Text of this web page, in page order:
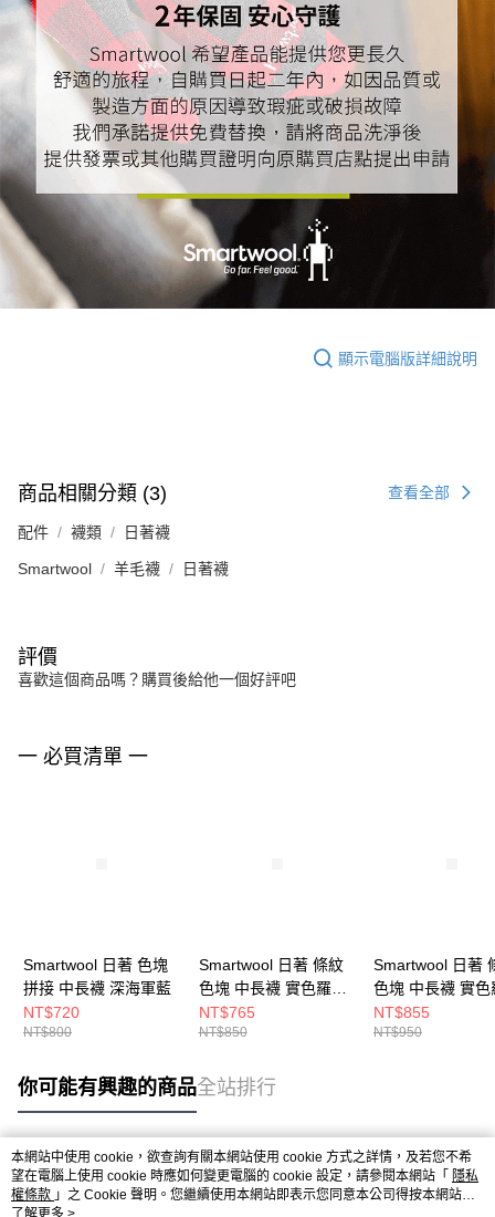
顯示電腦版詳細說明
商品相關分類 (3) 查看全部
配件 襪類 日著襪
Smartwool 羊毛襪 日著襪
評價
喜歡這個商品嗎？購買後給他一個好評吧
一 必買清單 一
Smartwool 日著 色塊
拼接 中長襪 深海軍藍
NT$720
NT$800
Smartwool 日著 條紋
色塊 中長襪 實色羅紋
藍
NT$765
NT$850
Smartwool 日著
色塊 中長襪 實色
栗子棕
NT$855
NT$950
你可能有興趣的商品全站排行
熱門標籤
本網站中使用 cookie，欲查詢有關本網站使用 cookie 方式之詳情，及若您不希
望在電腦上使用 cookie 時應如何變更電腦的 cookie 設定，請參閱本網站「 隱私
權條款 」之 Cookie 聲明。您繼續使用本網站即表示您同意本公司得按本網站使
用條款之 Cookie 聲明使用 cookie。
了解更多 >